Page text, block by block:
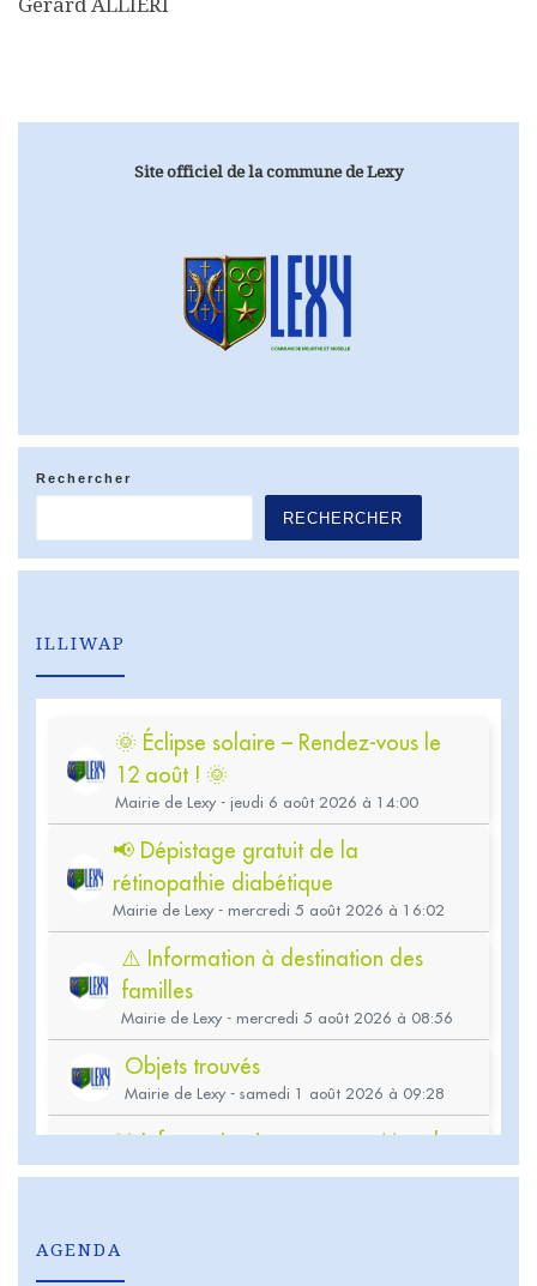
Site officiel de la commune de Lexy
Rechercher
RECHERCHER
ILLIWAP
AGENDA